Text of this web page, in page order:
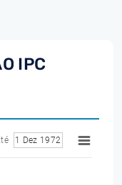
IPC
1 Dez 1972